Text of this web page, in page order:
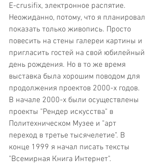
E-crusifix, электронное распятие.
Неожиданно, потому, что я планировал
показать только живопись. Просто
повесить на стены галереи картины и
пригласить гостей на свой юбилейный
день рождения. Но в то же время
выставка была хорошим поводом для
продолжения проектов 2000-х годов.
В начале 2000-х были осуществлены
проекты "Рендер искусства" в
Политехническом Музее и "арт
переход в третье тысячелетие". В
конце 1999 я начал писать тексты
"Всемирная Книга Интернет".